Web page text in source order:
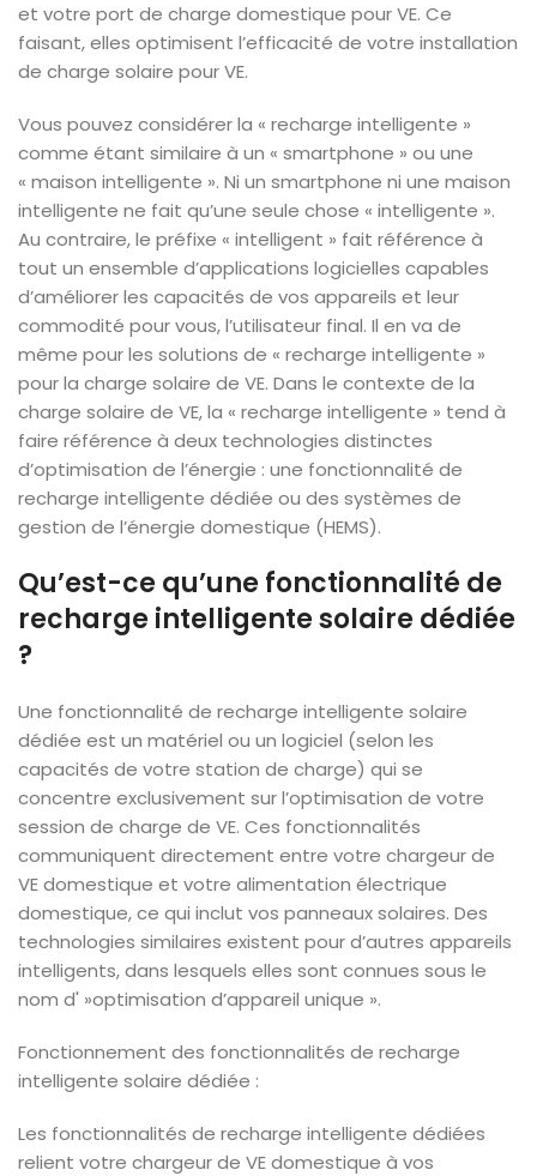
et votre port de charge domestique pour VE. Ce
faisant, elles optimisent l’efficacité de votre installation
de charge solaire pour VE.
Vous pouvez considérer la « recharge intelligente »
comme étant similaire à un « smartphone » ou une
« maison intelligente ». Ni un smartphone ni une maison
intelligente ne fait qu’une seule chose « intelligente ».
Au contraire, le préfixe « intelligent » fait référence à
tout un ensemble d’applications logicielles capables
d’améliorer les capacités de vos appareils et leur
commodité pour vous, l’utilisateur final. Il en va de
même pour les solutions de « recharge intelligente »
pour la charge solaire de VE. Dans le contexte de la
charge solaire de VE, la « recharge intelligente » tend à
faire référence à deux technologies distinctes
d’optimisation de l’énergie : une fonctionnalité de
recharge intelligente dédiée ou des systèmes de
gestion de l’énergie domestique (HEMS).
Qu’est-ce qu’une fonctionnalité de
recharge intelligente solaire dédiée
?
Une fonctionnalité de recharge intelligente solaire
dédiée est un matériel ou un logiciel (selon les
capacités de votre station de charge) qui se
concentre exclusivement sur l’optimisation de votre
session de charge de VE. Ces fonctionnalités
communiquent directement entre votre chargeur de
VE domestique et votre alimentation électrique
domestique, ce qui inclut vos panneaux solaires. Des
technologies similaires existent pour d’autres appareils
intelligents, dans lesquels elles sont connues sous le
nom d' »optimisation d’appareil unique ».
Fonctionnement des fonctionnalités de recharge
intelligente solaire dédiée :
Les fonctionnalités de recharge intelligente dédiées
relient votre chargeur de VE domestique à vos